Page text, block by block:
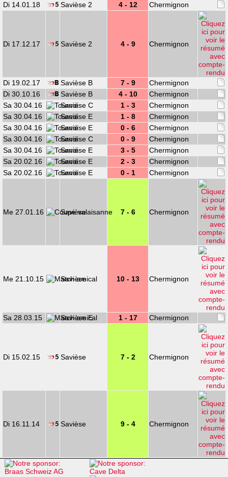
Di 14.01.18
Savièse 2 4 - 12 Chermignon
Di 17.12.17 Savièse 2 4 - 9 Chermignon
Di 19.02.17 Savièse B 7 - 9
Chermignon
Di 30.10.16
Savièse B 4 - 10
Chermignon
Sa 30.04.16
Savièse C 1 - 3
Chermignon
Sa 30.04.16
Savièse E 1 - 8
Chermignon
Sa 30.04.16
Savièse E 0 - 6
Chermignon
Sa 30.04.16
Savièse C 0 - 9
Chermignon
Sa 30.04.16
Savièse E 3 - 5
Chermignon
Sa 20.02.16
Savièse E 2 - 3
Chermignon
Sa 20.02.16
Savièse E 0 - 1 Chermignon
Me 27.01.16 Savièse 7 - 6 Chermignon
Me 21.10.15 Savièse 10 - 13 Chermignon
Sa 28.03.15 Savièse E 1 - 17 Chermignon
Di 15.02.15 Savièse 7 - 2 Chermignon
Di 16.11.14 Savièse 9 - 4 Chermignon